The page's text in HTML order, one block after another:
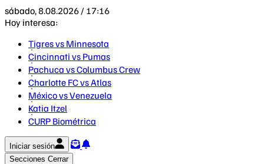
sábado, 8.08.2026 / 17:16
Hoy interesa:
Tigres vs Minnesota
Cincinnati vs Pumas
Pachuca vs Columbus Crew
Charlotte FC vs Atlas
México vs Venezuela
Katia Itzel
CURP Biométrica
Iniciar sesión
Secciones Cerrar